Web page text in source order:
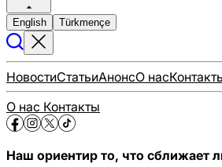
English Türkmençe
НовостиСтатьиАнонсО нас
О нас Контакты
Наш ориентир то, что сближает